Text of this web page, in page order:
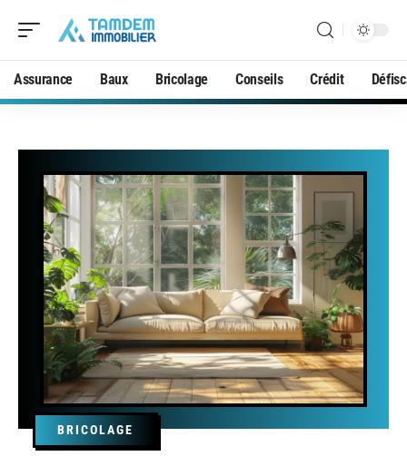
Assurance Baux Bricolage Conseils Crédit
BRICOLAGE